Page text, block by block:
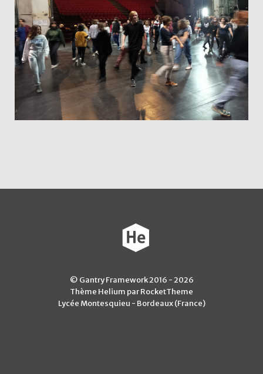
© Gantry Framework 2016 - 2026
Thème Helium par RocketTheme
Lycée Montesquieu - Bordeaux (France)